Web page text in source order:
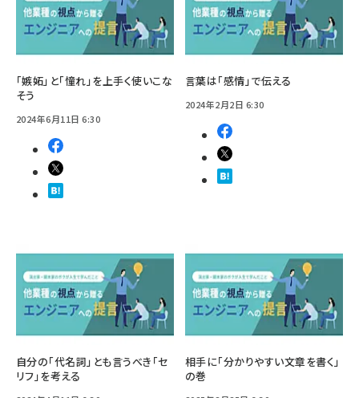
「嫉妬」と「憧れ」を上手く使いこな
そう
2024年6月11日 6:30
言葉は「感情」で伝える
2024年2月2日 6:30
自分の「代名詞」とも言うべき「セ
リフ」を考える
相手に「分かりやすい文章を書く」
の巻